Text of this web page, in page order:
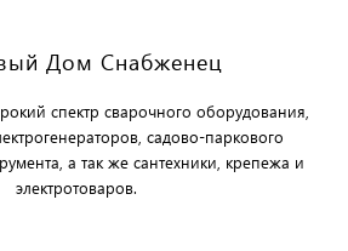
Дом Снабженец
спектр сварочного оборудования,
садово-паркового
а так же сантехники, крепежа и
электротоваров.